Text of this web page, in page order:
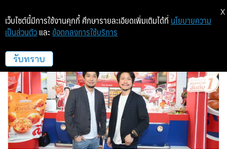
เล็ทซ์ เซเรเบรท
เว็บไซต์นี้มีการใช้งานคุกกี้ ศึกษารายละเอียดเพิ่มเติมได้ที่ นโยบายความ
เป็นส่วนตัว และ ข้อตกลงการใช้บริการ
รับทราบ
X